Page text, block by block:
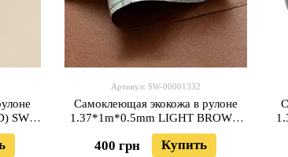
SW-
Артикул: SW-00001332
Самоклеющая экокожа в рулоне
1.37*1m*0.5mm LIGHT BROWN
(D) SW-00001332
400 грн Купить